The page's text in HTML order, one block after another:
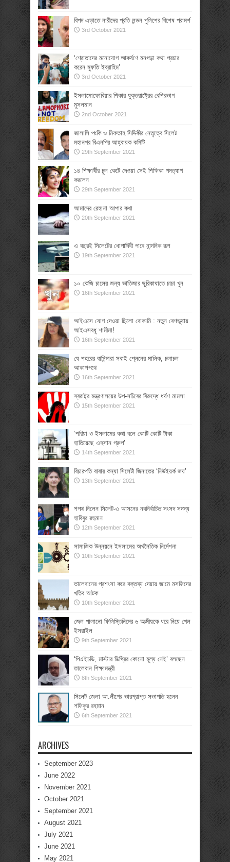
বিপদ এড়াতে নারীদের প্রতি লন্ডন পুলিশের বিশেষ পরামর্শ
3rd October 2021
‘শ্রোতাদের মনোযোগ আকর্ষণে মনগড়া কথা প্রচার
করেন মুফতি ইব্রাহিম’
3rd October 2021
ইসলামোফোবিয়ার শিকার যুক্তরাষ্ট্রের বেশিরভাগ
মুসলমান
2nd October 2021
জালালি পংকি ও মিফতাহ সিদ্দিকীর নেতৃত্বে সিলেট
মহানগর বিএনপির আহ্বায়ক কমিটি
29th September 2021
১৪ শিক্ষার্থীর চুল কেটে দেওয়া সেই শিক্ষিকা পদত্যাগ
করলেন
29th September 2021
আমাদের রেহানা আপার কথা
20th September 2021
এ বছরই সিলেটের ধোপাদিঘী পাবে নান্দনিক রূপ
19th September 2021
১০ কেজি চালের জন্য ভাতিজার ছুরিকাঘাতে চাচা খুন
16th September 2021
আইএসে যোগ দেওয়া ছিলো বোকামি : নতুন বেশভূষায়
আইএসবধূ শামীমা!
16th September 2021
যে শহরের বাসিন্দারা সবাই প্লেনের মালিক, চলাচল
আকাশপথে
16th September 2021
স্বরাষ্ট্র মন্ত্রণালয়ের উপ-সচিবের বিরুদ্ধে ধর্ষণ মামলা
15th September 2021
‘শরিয়া ও ইসলামের কথা বলে কোটি কোটি টাকা
হাতিয়েছে এহসান গ্রুপ’
14th September 2021
বিচারপতি বাবার কন্যা সিলেটী জিনাতের ‘নিউইয়র্ক জয়’
13th September 2021
শপথ নিলেন সিলেট-৩ আসনের নবনির্বাচিত সংসদ সদস্য
হাবিবুর রহমান
12th September 2021
সামাজিক উন্নয়নে ইসলামের অর্থনৈতিক নির্দেশনা
10th September 2021
তালেবানের প্রশংসা করে বক্তব্য দেয়ায় জামে মসজিদের
খতিব আটক
10th September 2021
জেল পালানো ফিলিস্তিনিদের ৬ আত্মীয়কে ধরে নিয়ে গেল
ইসরাইল
9th September 2021
‘পিএইচডি, মাস্টার ডিগ্রির কোনো মূল্য নেই’ বলছেন
তালেবান শিক্ষামন্ত্রী
8th September 2021
সিলেট জেলা আ.লীগের ভারপ্রাপ্ত সভাপতি হলেন
শফিকুর রহমান
6th September 2021
ARCHIVES
September 2023
June 2022
November 2021
October 2021
September 2021
August 2021
July 2021
June 2021
May 2021